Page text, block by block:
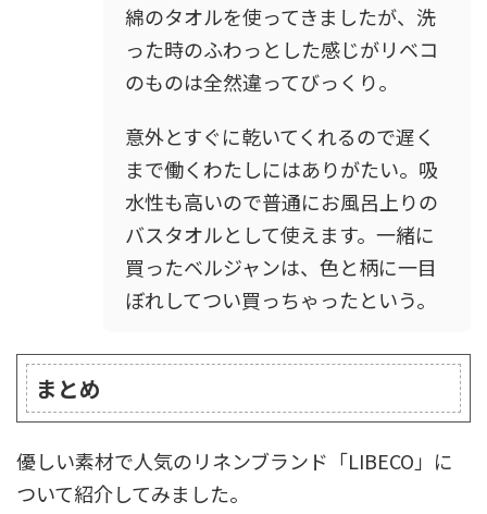
綿のタオルを使ってきましたが、洗
った時のふわっとした感じがリベコ
のものは全然違ってびっくり。
意外とすぐに乾いてくれるので遅く
まで働くわたしにはありがたい。吸
水性も高いので普通にお風呂上りの
バスタオルとして使えます。一緒に
買ったベルジャンは、色と柄に一目
ぼれしてつい買っちゃったという。
まとめ
優しい素材で人気のリネンブランド「LIBECO」に
ついて紹介してみました。